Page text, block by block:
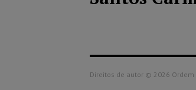
Direitos de autor © 2026 Ordem